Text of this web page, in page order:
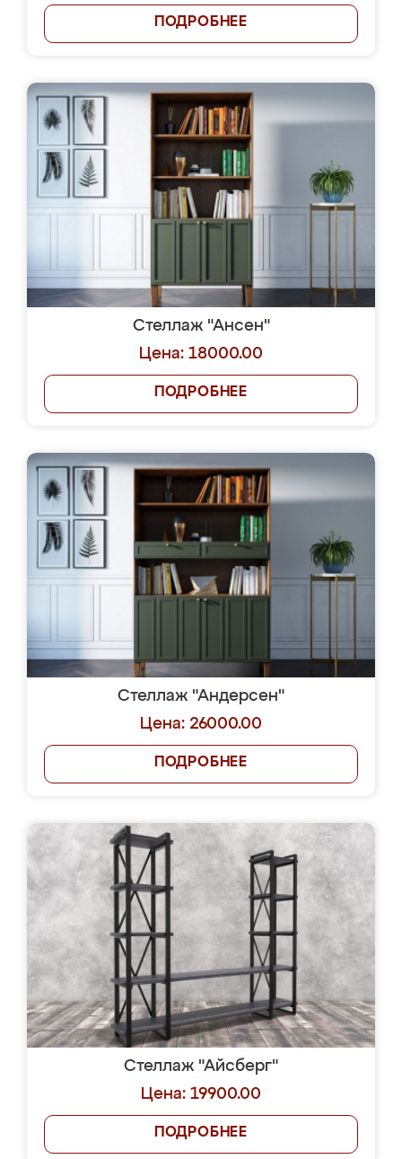
ПОДРОБНЕЕ
Стеллаж "Ансен"
Цена: 18000.00
ПОДРОБНЕЕ
Стеллаж "Андерсен"
Цена: 26000.00
ПОДРОБНЕЕ
Стеллаж "Айсберг"
Цена: 19900.00
ПОДРОБНЕЕ